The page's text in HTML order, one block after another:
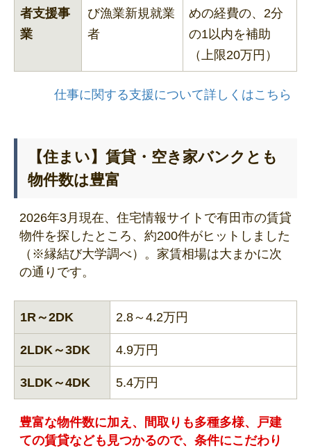
者支援事
業
び漁業新規就業
者
めの経費の、2分
の1以内を補助
（上限20万円）
仕事に関する支援について詳しくはこちら
【住まい】賃貸・空き家バンクとも
物件数は豊富
2026年3月現在、住宅情報サイトで有田市の賃貸
物件を探したところ、約200件がヒットしました
（※縁結び大学調べ）。家賃相場は大まかに次
の通りです。
1R～2DK 2.8～4.2万円
2LDK～3DK 4.9万円
3LDK～4DK 5.4万円
豊富な物件数に加え、間取りも多種多様、戸建
ての賃貸なども見つかるので、条件にこだわり